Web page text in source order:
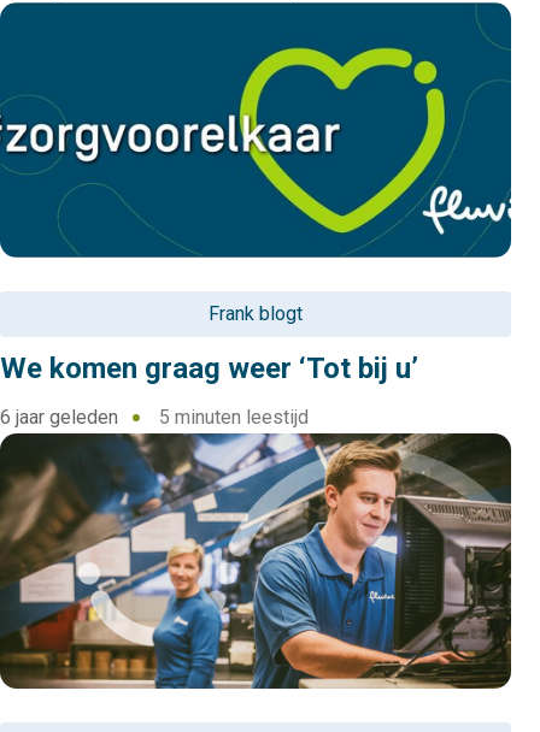
Frank blogt
We komen graag weer ‘Tot bij u’
6 jaar geleden 5 minuten leestijd